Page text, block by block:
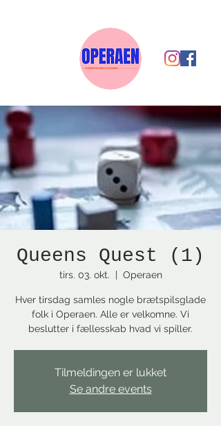
Queens Quest (1)
tirs. 03. okt.
  |
Operaen
Hver tirsdag samles nogle brætspilsglade
folk i Operaen. Alle er velkomne. Vi
beslutter i fællesskab hvad vi spiller.
Tilmeldingen er lukket
Se andre events